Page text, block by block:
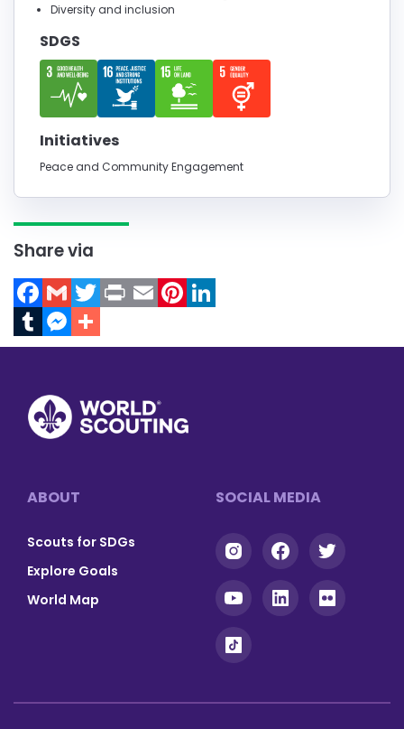
Diversity and inclusion
SDGS
Initiatives
Peace and Community Engagement
Share via
Facebook
GmailTwitter
TumblrMessenger
Footer
ABOUT
Scouts for SDGs
Explore Goals
World Map
SOCIAL MEDIA